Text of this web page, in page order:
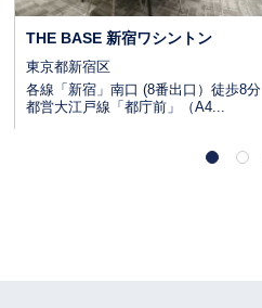
THE BASE 新宿ワシントン
東京都新宿区
各線「新宿」南口 (8番出口）徒歩8分
都営大江戸線「都庁前」（A4...